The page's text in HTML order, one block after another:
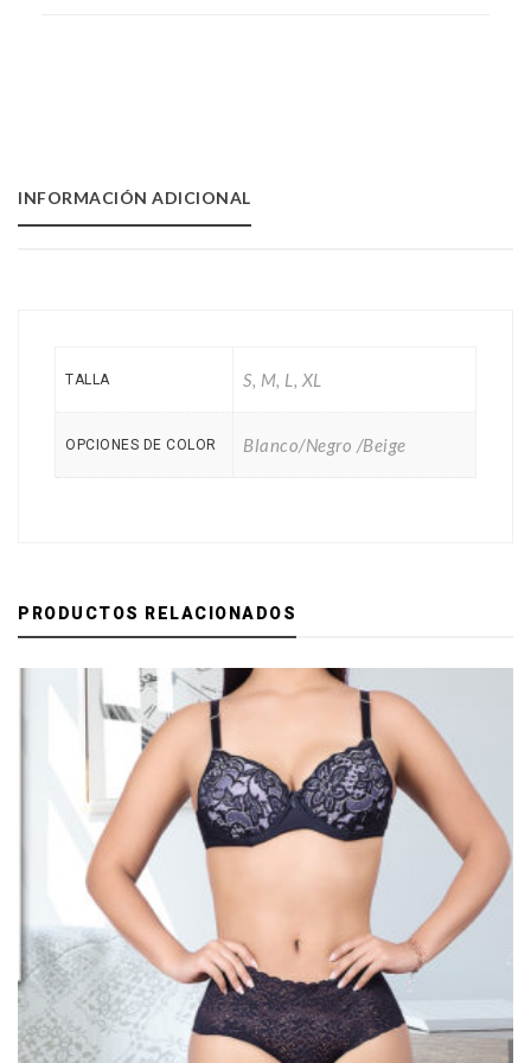
INFORMACIÓN ADICIONAL
TALLA S, M, L, XL
OPCIONES DE COLOR Blanco/Negro /Beige
PRODUCTOS RELACIONADOS